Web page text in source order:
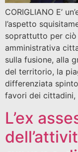
CORIGLIANO E’
l’aspetto
soprattutto per
amministrativa
sulla fusione, alla
del territorio, la
differenziata
favori dei
L’ex